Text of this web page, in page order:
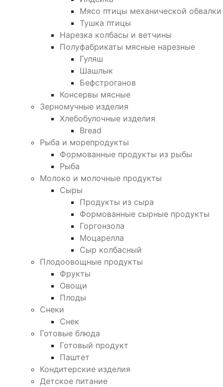
Мясо птицы механической обвалки
Тушка птицы
Нарезка колбасы и ветчины
Полуфабрикаты мясные нарезные
Гуляш
Шашлык
Бефстроганов
Консервы мясные
Зерномучные изделия
Хлебобулочные изделия
Bread
Рыба и морепродукты
Формованные продукты из рыбы
Рыба
Молоко и молочные продукты
Сыры
Продукты из сыра
Формованные сырные продукты
Горгонзола
Моцарелла
Сыр колбасный
Плодоовощные продукты
Фрукты
Овощи
Плоды
Снеки
Снек
Готовые блюда
Готовый продукт
Паштет
Кондитерские изделия
Детское питание